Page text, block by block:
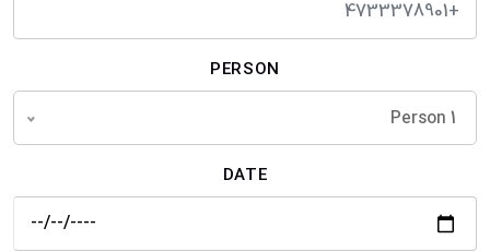
PERSON
1 Person
DATE